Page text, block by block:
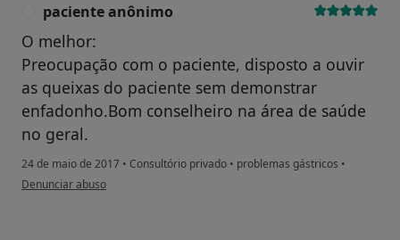
paciente anônimo
O melhor:
Preocupação com o paciente, disposto a ouvir
as queixas do paciente sem demonstrar
enfadonho.Bom conselheiro na área de saúde
no geral.
24 de maio de 2017 • Consultório privado • problemas gástricos •
na opinião do utilizador paciente anônimo
Denunciar abuso